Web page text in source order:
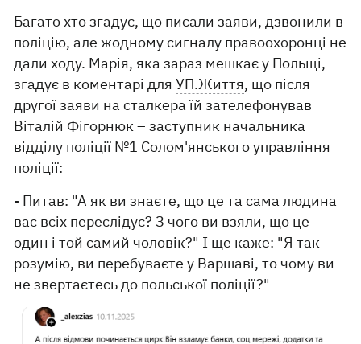
Багато хто згадує, що писали заяви, дзвонили в
поліцію, але жодному сигналу правоохоронці не
дали ходу. Марія, яка зараз мешкає у Польщі,
згадує в коментарі дляУП.Життя, що після
другої заяви на сталкера їй зателефонував
Віталій Фігорнюк – заступник начальника
відділу поліції №1 Солом'янського управління
поліції:
- Питав: "А як ви знаєте, що це та сама людина
вас всіх переслідує? З чого ви взяли, що це
один і той самий чоловік?" І ще каже: "Я так
розумію, ви перебуваєте у Варшаві, то чому ви
не звертаєтесь до польської поліції?"